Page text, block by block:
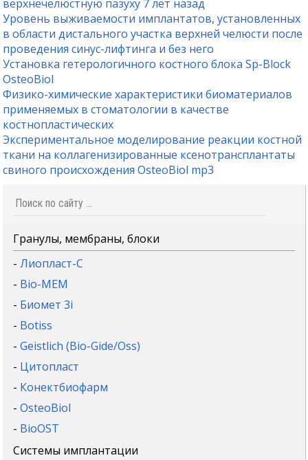
верхнечелюстную пазуху 7 лет назад
Уровень выживаемости имплантатов, установленных
в области дистального участка верхней челюсти после
проведения синус-лифтинга и без него
Установка гетерологичного костного блока Sp-Block
OsteoBiol
Физико-химические характеристики биоматериалов
применяемых в стоматологии в качестве
костнопластических
Экспериментальное моделирование реакции костной
ткани на коллагенизированные ксенотрансплантаты
свиного происхождения OsteoBiol mp3
Гранулы, мембраны, блоки
-Лиопласт-С
- Bio-MEM
- Биомет 3i
- Botiss
-Geistlich (Bio-Gide/Oss)
- Цитопласт
- Конектбиофарм
-OsteoBiol
- BioOST
Системы имплантации